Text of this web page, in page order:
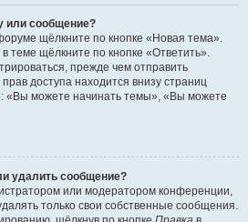
или сообщение?
щёлкните по кнопке «Новая тема».
теме щёлкните по кнопке «Ответить».
прежде чем отправить
доступа находится внизу страниц
можете начинать темы», «Вы можете
удалить сообщение?
или модератором конференции,
только свои собственные сообщения.